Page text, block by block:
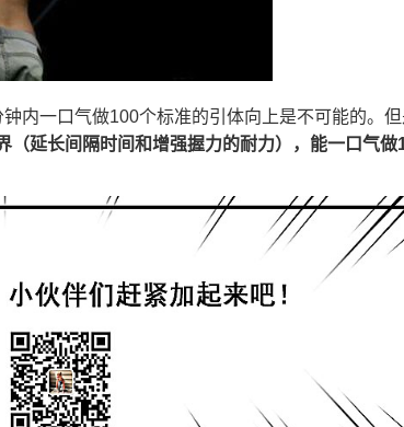
内一口气做100个标准的引体向上是不可能的。但
延长间隔时间和增强握力的耐力），能一口气做